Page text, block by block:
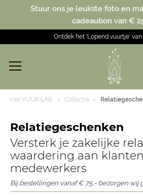
Stuur ons je leukste foto en
cadeaubon van €
Ontdek het 'Lopend vuurtje'
Het VUUR LAB. Collectie
Relatiegeschenken
Versterk je zakelijke
waardering aan
medewerkers
Bij bestellingen vanaf € 75,- bezorgen wij